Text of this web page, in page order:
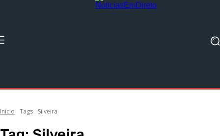
Início Tags Silveira